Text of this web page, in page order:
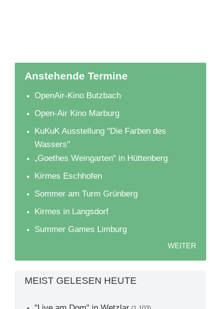
Anstehende Termine
OpenAir-Kino Butzbach
Open-Air Kino Marburg
KuKuK Ausstellung "Die Farben des
Wassers"
„Goethes Weingarten“ in Hüttenberg
Kirmes Eschhofen
Sommer am Turm Grünberg
Kirmes in Langsdorf
Summer Games Limburg
WEITER
MEIST GELESEN HEUTE